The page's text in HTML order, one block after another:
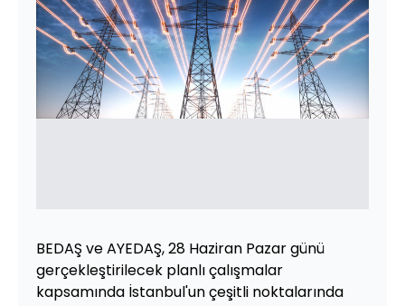
BEDAŞ ve AYEDAŞ, 28 Haziran Pazar günü
gerçekleştirilecek planlı çalışmalar
kapsamında İstanbul'un çeşitli noktalarında